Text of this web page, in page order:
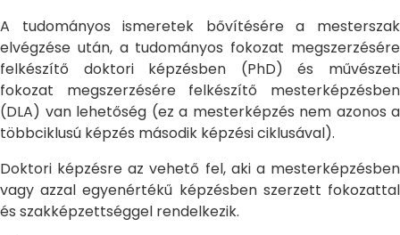
A tudományos ismeretek bővítésére a mesterszak
elvégzése után, a tudományos fokozat megszerzésére
felkészítő doktori képzésben (PhD) és művészeti
fokozat megszerzésére felkészítő mesterképzésben
(DLA) van lehetőség (ez a mesterképzés nem azonos a
többciklusú képzés második képzési ciklusával).
Doktori képzésre az vehető fel, aki a mesterképzésben
vagy azzal egyenértékű képzésben szerzett fokozattal
és szakképzettséggel rendelkezik.